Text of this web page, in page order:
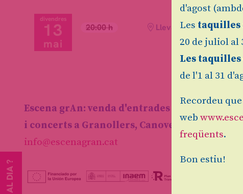
divendres
13
mai
20:00 h Llevant Teatre
Escena grAn: venda d'entrades d'espectacles
i concerts a Granollers, Canovelles i les
info@escenagran.cat
d'agost
Les taquilles
20 de juliol al
Les
de l'1 al 31
Recordeu
web
freqüents.
Bon estiu!